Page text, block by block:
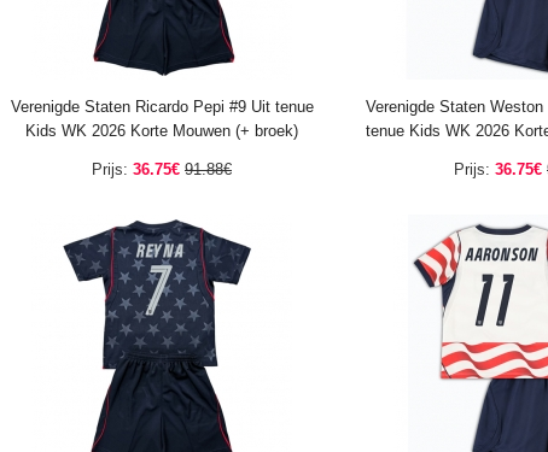
Verenigde Staten Ricardo Pepi #9 Uit tenue
Kids WK 2026 Korte Mouwen (+ broek)
Prijs: 36.75€ 91.88€
Verenigde Staten
tenue Kids WK 2026
Prijs: 36.75€